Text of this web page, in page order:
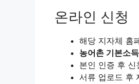
온라인 신청
해당 지자체 홈
농어촌 기본소
본인 인증 후 신
서류 업로드 후